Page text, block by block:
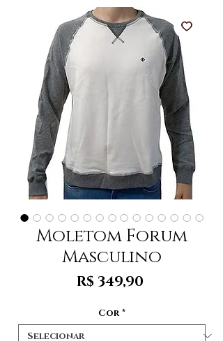
Moletom Forum
Masculino
R$ 349,90
Cor *